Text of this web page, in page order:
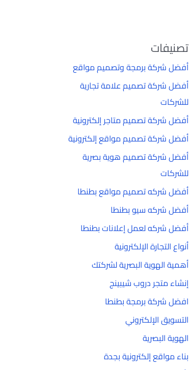
تصنيفات
أفضل شركة برمجة وتصميم مواقع
أفضل شركة تصميم علامة تجارية
للشركات
أفضل شركة تصميم متاجر إلكترونية
أفضل شركة تصميم مواقع إلكترونية
أفضل شركة تصميم هوية بصرية
للشركات
أفضل شركه تصميم مواقع بطنطا
أفضل شركه سيو بطنطا
أفضل شركه لعمل إعلانات بطنطا
أنواع التجارة الإلكترونية
أهمية الهوية البصرية لشركتك
إنشاء متجر دروب شيبينج
افضل شركة برمجة بطنطا
التسويق الإلكتروني
الهوية البصرية
بناء مواقع إلكترونية بجدة